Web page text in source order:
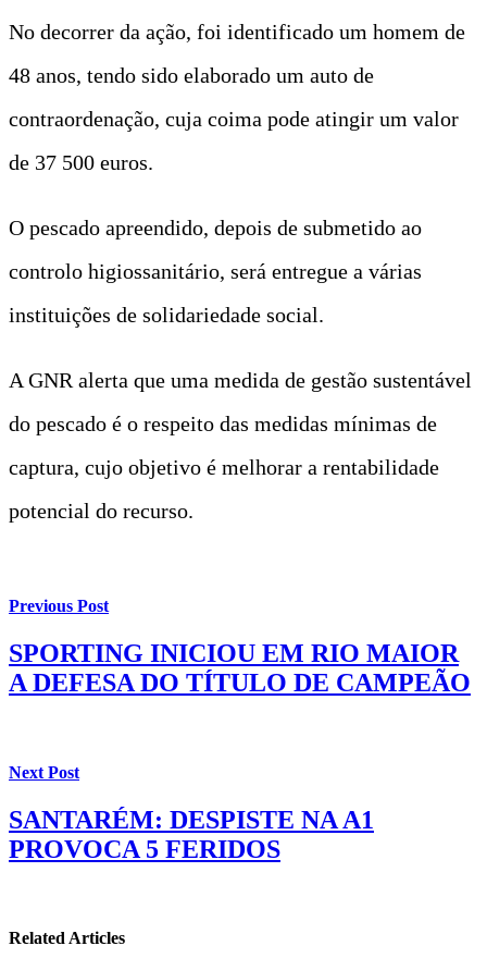
No decorrer da ação, foi identificado um homem de
48 anos, tendo sido elaborado um auto de
contraordenação, cuja coima pode atingir um valor
de 37 500 euros.
O pescado apreendido, depois de submetido ao
controlo higiossanitário, será entregue a várias
instituições de solidariedade social.
A GNR alerta que uma medida de gestão sustentável
do pescado é o respeito das medidas mínimas de
captura, cujo objetivo é melhorar a rentabilidade
potencial do recurso.
Previous Post
SPORTING INICIOU EM RIO MAIOR
A DEFESA DO TÍTULO DE CAMPEÃO
Next Post
SANTARÉM: DESPISTE NA A1
PROVOCA 5 FERIDOS
Related Articles